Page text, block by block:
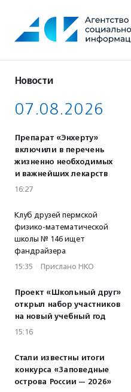
содержанию
Новости
07.08.2026
Препарат «Энхерту»
включили в перечень
жизненно необходимых
и важнейших лекарств
16:27
Клуб друзей пермской
физико-математической
школы № 146 ищет
фандрайзера
15:35 · Прислано НКО
Проект «Школьный друг»
открыл набор участников
на новый учебный год
15:16
Стали известны итоги
конкурса «Заповедные
острова России — 2026»